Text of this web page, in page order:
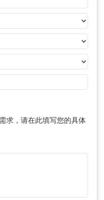
求，请在此填写您的具体